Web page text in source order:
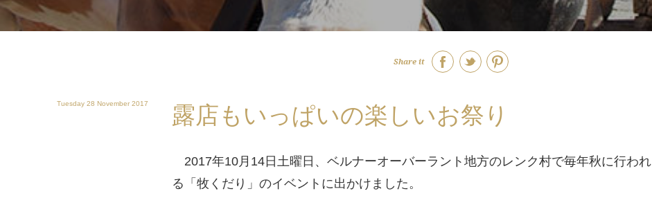
Share it
Tuesday 28 November 2017 露店もいっぱいの楽しいお祭り
2017年10月14日土曜日、ベルナーオーバーラント地方のレンク村で毎年秋に行われ
る「牧くだり」のイベントに出かけました。